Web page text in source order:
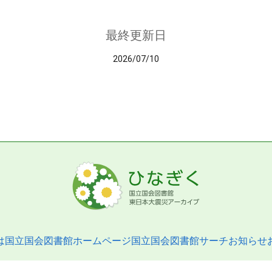
最終更新日
2026/07/10
国立国会図書館ホームページ国立国会図書館サーチお知らせ